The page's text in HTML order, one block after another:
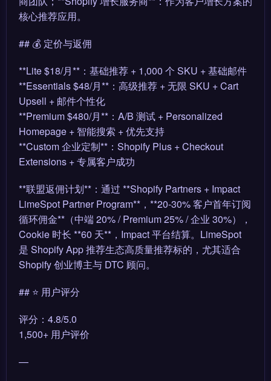
核心推荐应用。
## 💰 定价与返佣
**Lite $18/月**：基础推荐 + 1,000 个 SKU + 基础邮件
**Essentials $48/月**：高级推荐 + 无限 SKU + Cart
Upsell + 邮件个性化
**Premium $480/月**：A/B 测试 + Personalized
Homepage + 智能搜索 + 优先支持
**Custom 企业定制**：Shopify Plus + Checkout
Extensions + 专属客户成功
**联盟返佣计划**：通过 **Shopify Partners + Impact
LimeSpot Partner Program**，**20-30% 客户首年订阅
循环佣金**（中端 20% / Premium 25% / 企业 30%），
Cookie 时长 **60 天**，Impact 平台结算。LimeSpot
是 Shopify App 推荐生态高质量推荐标的，尤其适合
Shopify 创业博主与 DTC 顾问。
## ⭐ 用户评分
评分：4.8/5.0
1,500+ 用户评价
—